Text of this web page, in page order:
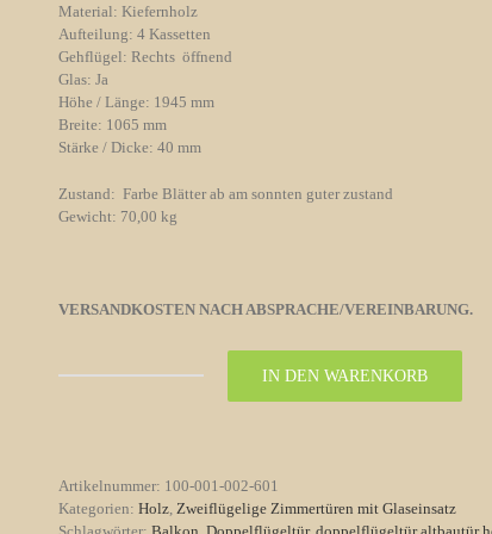
Material: Kiefernholz
Aufteilung: 4 Kassetten
Gehflügel: Rechts öffnend
Glas: Ja
Höhe / Länge: 1945 mm
Breite: 1065 mm
Stärke / Dicke: 40 mm
Zustand: Farbe Blätter ab am sonnten guter zustand
Gewicht: 70,00 kg
VERSANDKOSTEN NACH ABSPRACHE/VEREINBARUNG.
IN DEN WARENKORB
Artikelnummer: 100-001-002-601
Kategorien: Holz Zweiflügelige Zimmertüren mit Glaseinsatz